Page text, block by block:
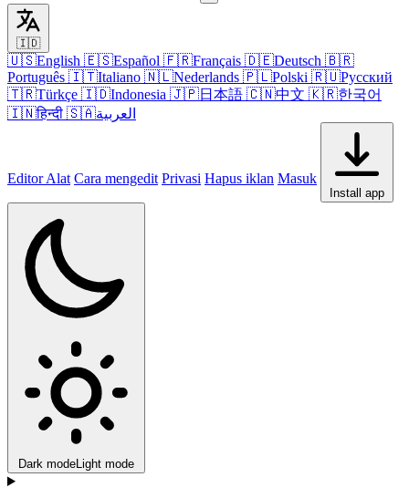
🇮🇩
🇺🇸English 🇪🇸Español 🇫🇷Français 🇩🇪Deutsch 🇧🇷
Português 🇮🇹Italiano 🇳🇱Nederlands 🇵🇱Polski 🇷🇺Русский
🇹🇷Türkçe 🇮🇩Indonesia 🇯🇵日本語 🇨🇳中文 🇰🇷한국어
🇮🇳हिन्दी 🇸🇦العربية
EditorAlat Cara mengedit Privasi Hapus iklan Masuk
Install app
Dark modeLight mode